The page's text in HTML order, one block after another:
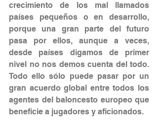
crecimiento de los mal llamados
países pequeños o en desarrollo,
porque una gran parte del futuro
pasa por ellos, aunque a veces,
desde países digamos de primer
nivel no nos demos cuenta del todo.
Todo ello sólo puede pasar por un
gran acuerdo global entre todos los
agentes del baloncesto europeo que
beneficie a jugadores y aficionados.